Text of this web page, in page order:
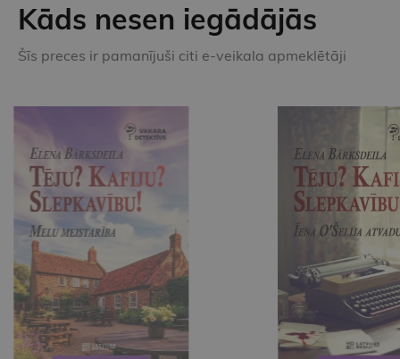
Kāds nesen iegādājās
Šīs preces ir pamanījuši citi e-veikala apmeklētāji